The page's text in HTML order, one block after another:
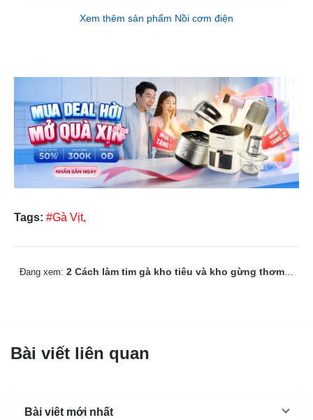
Xem thêm sản phẩm Nồi cơm điện
Tags: #Gà Vịt,
Đang xem: 2 Cách làm tim gà kho tiêu và kho gừng thơm ngon đậm vị
Bài viết liên quan
Bài viêt mới nhất